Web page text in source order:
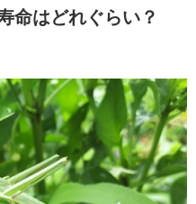
命はどれぐらい？